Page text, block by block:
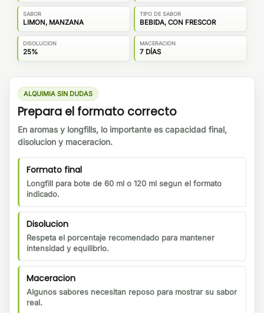
SABOR
LIMON, MANZANA
TIPO DE SABOR
BEBIDA, CON FRESCOR
DISOLUCION
25%
MACERACION
7 DÍAS
ALQUIMIA SIN DUDAS
Prepara el formato correcto
En aromas y longfills, lo importante es capacidad final,
disolucion y maceracion.
Formato final
Longfill para bote de 60 ml o 120 ml segun el formato
indicado.
Disolucion
Respeta el porcentaje recomendado para mantener
intensidad y equilibrio.
Maceracion
Algunos sabores necesitan reposo para mostrar su sabor
real.